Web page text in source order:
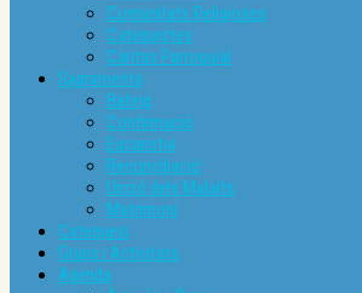
Comunitats Religioses
Catequistes
Càritas Parroquial
Sagraments
Bateig
Confirmació
Eucaristia
Reconciliació
Unció dels Malalts
Matrimoni
Catequesi
Grups i Activitats
Agenda